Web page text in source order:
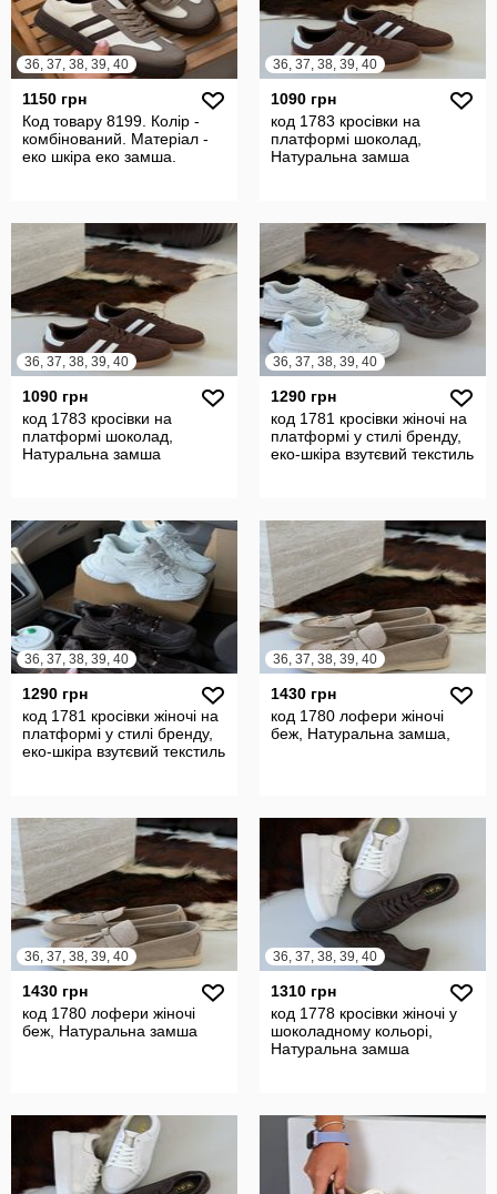
36, 37, 38, 39, 40
1150 грн
Код товару 8199. Колір -
комбінований. Матеріал -
еко шкіра еко замша.
36, 37, 38, 39, 40
1090 грн
код 1783 кросівки на
платформі шоколад,
Натуральна замша
36, 37, 38, 39, 40
1090 грн
код 1783 кросівки на
платформі шоколад,
Натуральна замша
36, 37, 38, 39, 40
1290 грн
код 1781 кросівки жіночі на
платформі у стилі бренду,
еко-шкіра взутєвий текстиль
36, 37, 38, 39, 40
1290 грн
код 1781 кросівки жіночі на
платформі у стилі бренду,
еко-шкіра взутєвий текстиль
36, 37, 38, 39, 40
1430 грн
код 1780 лофери жіночі
беж, Натуральна замша,
36, 37, 38, 39, 40
1430 грн
код 1780 лофери жіночі
беж, Натуральна замша
36, 37, 38, 39, 40
1310 грн
код 1778 кросівки жіночі у
шоколадному кольорі,
Натуральна замша